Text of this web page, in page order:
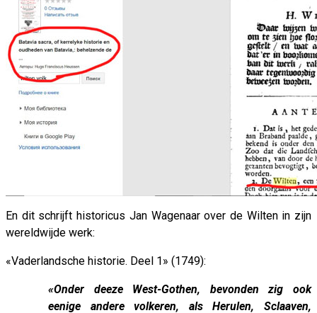
En dit schrijft historicus Jan Wagenaar over de Wilten in zijn
wereldwijde werk:
«Vaderlandsche historie. Deel 1» (1749):
«Onder deeze West-Gothen, bevonden zig ook
eenige andere volkeren, als Herulen, Sclaaven,